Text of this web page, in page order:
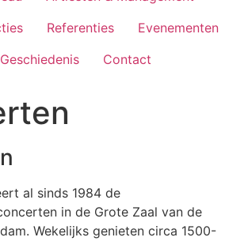
Referenties
Evenementen
Geschiedenis Contact
al sinds 1984 de
in de Grote Zaal van de
Wekelijks genieten circa 1500-